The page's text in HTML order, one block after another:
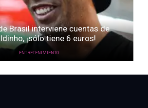
Brasil interviene cuentas de
¡sólo tiene 6 euros!
ENTRETENIMIENTO